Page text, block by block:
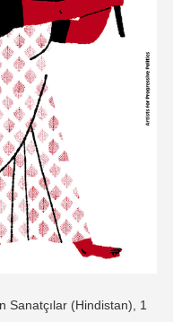
Sanatçılar (Hindistan), 1